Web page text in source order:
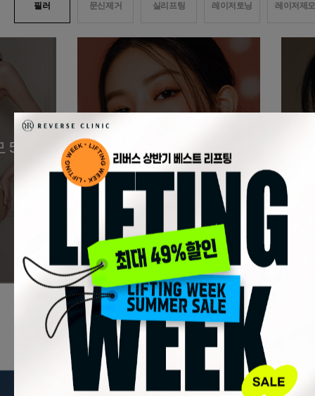
필러 문신제거 실리프팅 레이저토닝 레이저제모
회
90,000원